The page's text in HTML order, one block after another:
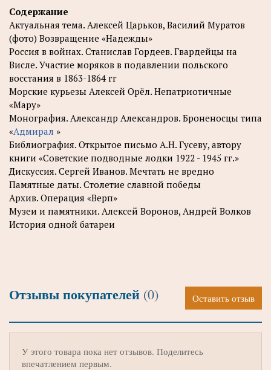
Содержание
Актуальная тема. Алексей Царьков, Василий Муратов
(фото) Возвращение «Надежды»
Россия в войнах. Станислав Гордеев. Гвардейцы на
Висле. Участие моряков в подавлении польского
восстания в 1863-1864 гг
Морские курьезы Алексей Орёл. Непатриотичные
«Мару»
Монография. Александр Александров. Броненосцы типа
«Адмирал »
Библиография. Открытое письмо А.Н. Гусеву, автору
книги «Советские подводные лодки 1922 - 1945 гг.»
Дискуссия. Сергей Иванов. Мечтать не вредно
Памятные даты. Столетие славной победы
Архив. Операция «Верп»
Музеи и памятники. Алексей Воронов, Андрей Волков
История одной батареи
Отзывы покупателей (0) Оставить отзыв
У этого товара пока нет отзывов. Поделитесь
впечатлением первым.